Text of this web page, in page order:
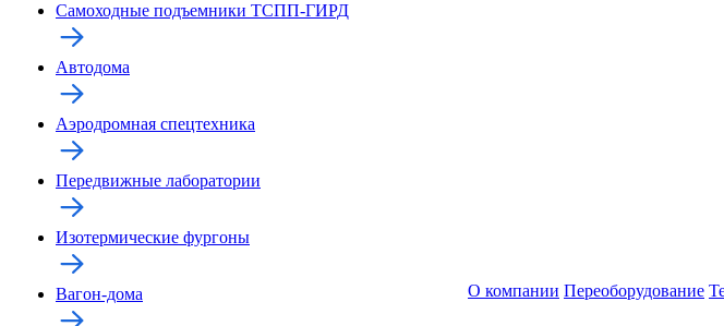
Самоходные подъемники ТСПП-ГИРД
Автодома
Аэродромная спецтехника
Передвижные лаборатории
Изотермические фургоны
Вагон-дома О компании Переоборудование